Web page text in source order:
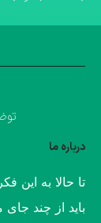
درباره ما
​تا حالا به این
باید از چند